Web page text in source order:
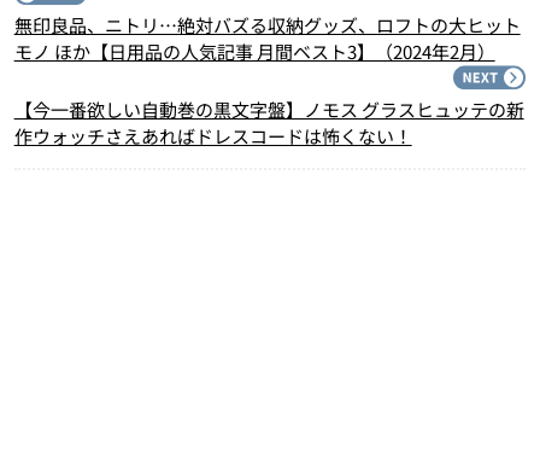
無印良品、ニトリ…絶対バズる収納グッズ、ロフトの大ヒット
モノ ほか【日用品の人気記事 月間ベスト3】（2024年2月）
【今一番欲しい自動巻の黒文字盤】ノモス グラスヒュッテの新
作ウォッチさえあればドレスコードは怖くない！